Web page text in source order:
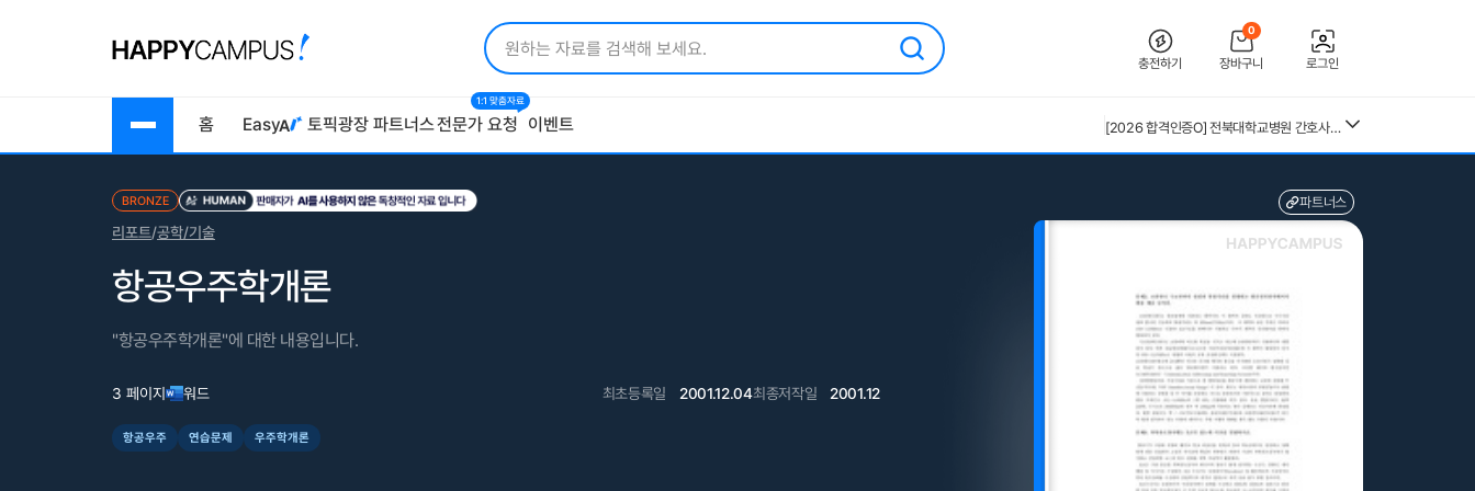
충전하기
0
장바구니 로그인
홈 Easy 토픽광장 파트너스전문가 요청
1:1 맞춤자료
이벤트
[2026 합격인증O] 전북대학교병원 간호사 채용 대비 필기+면접 기출 정리
[수자무, 직무 150 문답 0]2027 대비 2026 한양대학교병원(서울) 신규 간호사 최종합격 AII IN ONE 대비서 (스펙, 자기소개서, 면접 기출, 직무 150개 문답0, 합격인증0)
중앙대 매경 합격 필기본 (매경테스트 독학 필수자료)
전북대학교병원 2027년 간호사 채용 대비 필기+면접 복원(합격인증 O)
근로복지공단 울산병원 간호사 상세한 면접후기 및 기출질문답변 병원정보 직무상식 80선
혈액원 간호사 최종합격 자소서
BRONZE
리포트/공학/기술
항공우주학개론
"항공우주학개론"에 대한 내용입니다.
3 페이지 워드 최초등록일 2001.12.04최종저작일 2001.12
항공우주 연습문제 우주학개론
파트너스